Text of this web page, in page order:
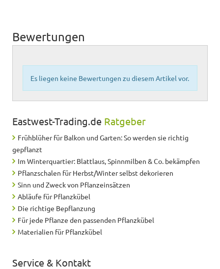
Bewertungen
Es liegen keine Bewertungen zu diesem Artikel vor.
Eastwest-Trading.de Ratgeber
Frühblüher für Balkon und Garten: So werden sie richtig
gepflanzt
Im Winterquartier: Blattlaus, Spinnmilben & Co. bekämpfen
Pflanzschalen für Herbst/Winter selbst dekorieren
Sinn und Zweck von Pflanzeinsätzen
Abläufe für Pflanzkübel
Die richtige Bepflanzung
Für jede Pflanze den passenden Pflanzkübel
Materialien für Pflanzkübel
Service & Kontakt